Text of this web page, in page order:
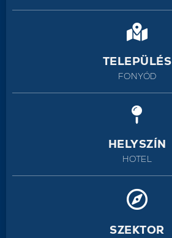
TELEPÜLÉS
FONYÓD
HELYSZÍN
HOTEL
SZEKTOR